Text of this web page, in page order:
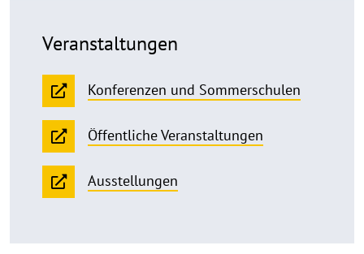
Veranstaltungen
Konferenzen und Sommerschulen
Öffentliche Veranstaltungen
Ausstellungen